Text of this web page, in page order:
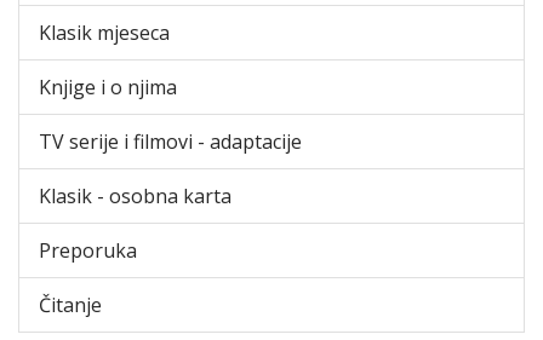
Klasik mjeseca
Knjige i o njima
TV serije i filmovi - adaptacije
Klasik - osobna karta
Preporuka
Čitanje